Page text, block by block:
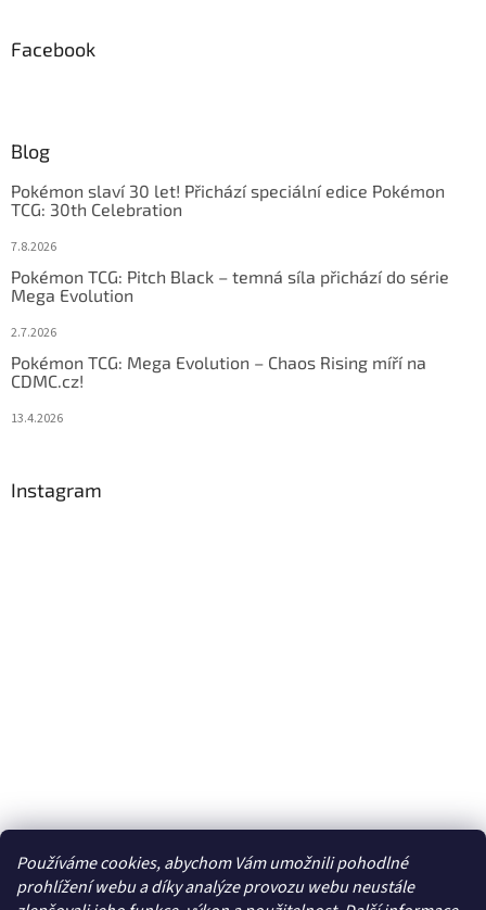
Používáme cookies, abychom Vám umožnili pohodlné
prohlížení webu a díky analýze provozu webu neustále
Facebook
Blog
Pokémon slaví 30 let! Přichází speciální edice Pokémon
TCG: 30th Celebration
7.8.2026
Pokémon TCG: Pitch Black – temná síla přichází do série
Mega Evolution
2.7.2026
Pokémon TCG: Mega Evolution – Chaos Rising míří na
CDMC.cz!
13.4.2026
Instagram
Sledovat na Instagramu